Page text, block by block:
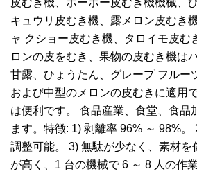
皮むき機、ポーポー皮むき機機械、
キュウリ皮むき機、露メロン皮むき
ャ クショー皮むき機、タロイモ皮む
ロンの皮をむき、果物の皮むき機は
甘露、ひょうたん、グレープ フルー
および中型のメロンの皮むきに適用
は便利です。 食品産業、食堂、食品
ます。特徴: 1) 剥離率 96% ～ 98%。
調整可能。 3) 無駄が少なく、素材を
が高く、1 台の機械で 6 ～ 8 人の作